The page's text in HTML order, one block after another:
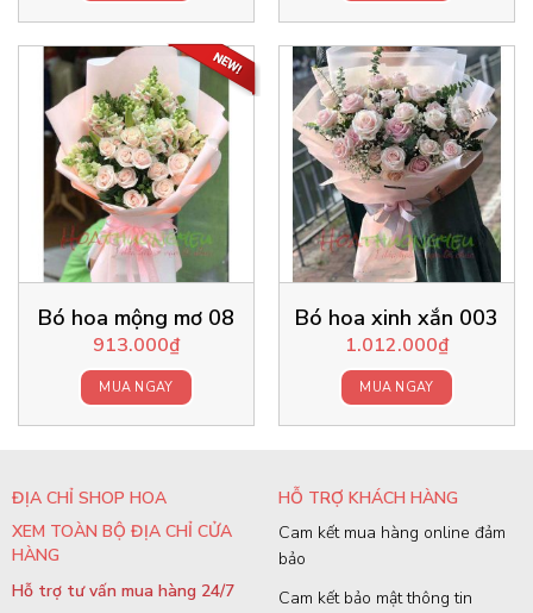
Bó hoa mộng mơ 08
913.000₫
MUA NGAY
Bó hoa xinh xắn 003
1.012.000₫
MUA NGAY
ĐỊA CHỈ SHOP HOA
XEM TOÀN BỘ ĐỊA CHỈ CỬA
HÀNG
Hỗ trợ tư vấn mua hàng 24/7
HỖ TRỢ KHÁCH HÀNG
Cam kết mua hàng online đảm
bảo
Cam kết bảo mật thông tin